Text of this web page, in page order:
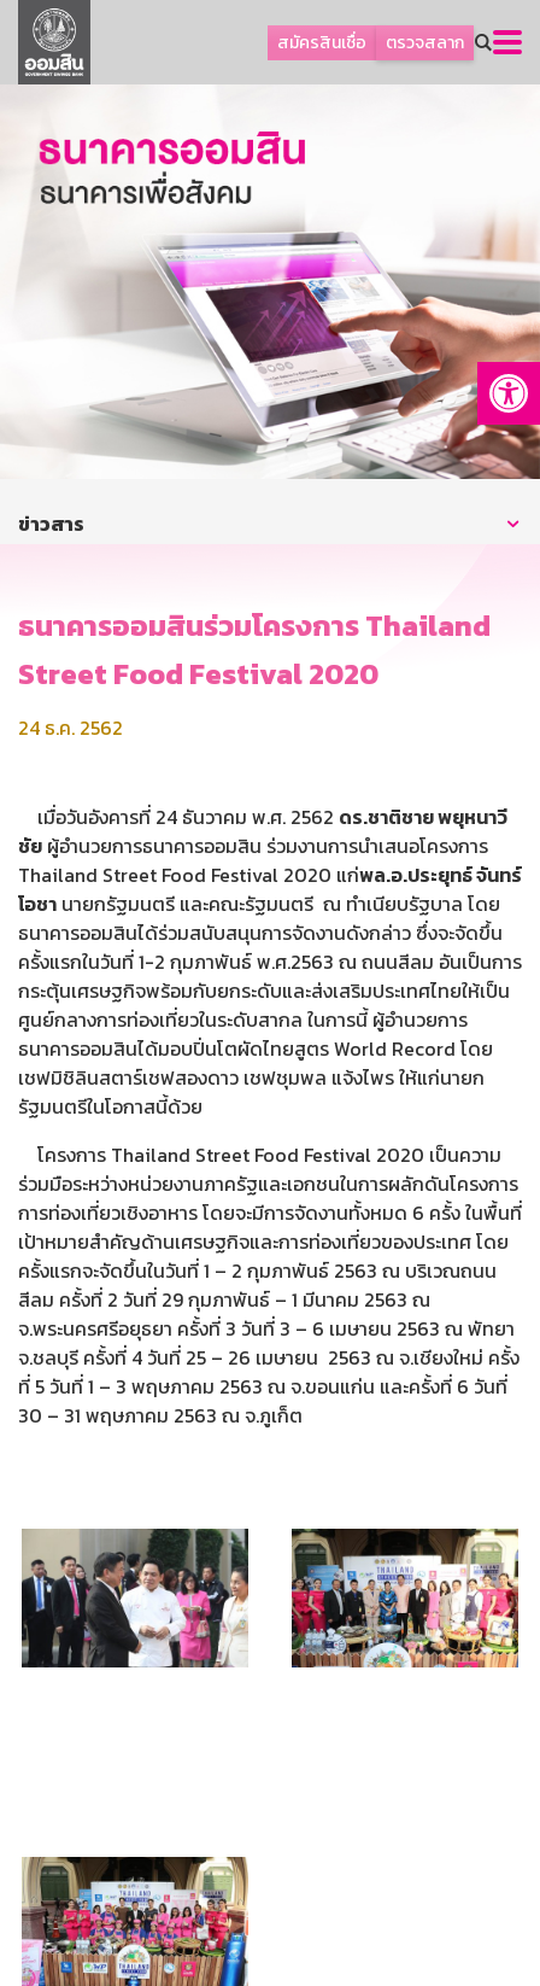
สมัครสินเชื่อ ตรวจสลาก
ลูกค้าธุรกิจ
ลูกค้าผู้ประกอบรายย่อย
ออมเพื่อสุข
เกี่ยวกับธนาคาร
การพัฒนาที่ยั่งยืน
บริการทางการเงิน
ติดต่อเรา
บริการออนไลน์
ข่าวสาร
ธนาคารออมสินร่วมโครงการ Thailand
Street Food Festival 2020
24 ธ.ค. 2562
เมื่อวันอังคารที่ 24 ธันวาคม พ.ศ. 2562 ดร.ชาติชาย พยุหนาวี
ชัย ผู้อำนวยการธนาคารออมสิน ร่วมงานการนำเสนอโครงการ
Thailand Street Food Festival 2020 แก่พล.อ.ประยุทธ์ จันทร์
โอชา นายกรัฐมนตรี และคณะรัฐมนตรี ณ ทำเนียบรัฐบาล โดย
ธนาคารออมสินได้ร่วมสนับสนุนการจัดงานดังกล่าว ซึ่งจะจัดขึ้น
ครั้งแรกในวันที่ 1-2 กุมภาพันธ์ พ.ศ.2563 ณ ถนนสีลม อันเป็นการ
กระตุ้นเศรษฐกิจพร้อมกับยกระดับและส่งเสริมประเทศไทยให้เป็น
ศูนย์กลางการท่องเที่ยวในระดับสากล ในการนี้ ผู้อำนวยการ
ธนาคารออมสินได้มอบปิ่นโตผัดไทยสูตร World Record โดย
เชฟมิชิลินสตาร์เชฟสองดาว เชฟชุมพล แจ้งไพร ให้แก่นายก
รัฐมนตรีในโอกาสนี้ด้วย
โครงการ Thailand Street Food Festival 2020 เป็นความ
ร่วมมือระหว่างหน่วยงานภาครัฐและเอกชนในการผลักดันโครงการ
การท่องเที่ยวเชิงอาหาร โดยจะมีการจัดงานทั้งหมด 6 ครั้ง ในพื้นที่
เป้าหมายสำคัญด้านเศรษฐกิจและการท่องเที่ยวของประเทศ โดย
ครั้งแรกจะจัดขึ้นในวันที่ 1 – 2 กุมภาพันธ์ 2563 ณ บริเวณถนน
สีลม ครั้งที่ 2 วันที่ 29 กุมภาพันธ์ – 1 มีนาคม 2563 ณ
จ.พระนครศรีอยุธยา ครั้งที่ 3 วันที่ 3 – 6 เมษายน 2563 ณ พัทยา
จ.ชลบุรี ครั้งที่ 4 วันที่ 25 – 26 เมษายน 2563 ณ จ.เชียงใหม่ ครั้ง
ที่ 5 วันที่ 1 – 3 พฤษภาคม 2563 ณ จ.ขอนแก่น และครั้งที่ 6 วันที่
30 – 31 พฤษภาคม 2563 ณ จ.ภูเก็ต